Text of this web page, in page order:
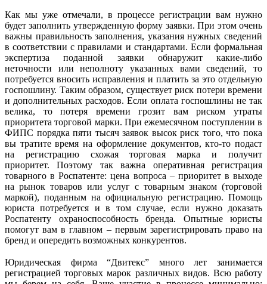
Как мы уже отмечали, в процессе регистрации вам нужно
будет заполнить утвержденную форму заявки. При этом очень
важны правильность заполнения, указания нужных сведений
в соответствии с правилами и стандартами. Если формальная
экспертиза поданной заявки обнаружит какие-либо
неточности или неполноту указанных вами сведений, то
потребуется вносить исправления и платить за это отдельную
госпошлину. Таким образом, существует риск потери времени
и дополнительных расходов. Если оплата госпошлины не так
велика, то потеря времени грозит вам риском утраты
приоритета торговой марки. При ежемесячном поступлении в
ФИПС порядка пяти тысяч заявок высок риск того, что пока
вы тратите время на оформление документов, кто-то подаст
на регистрацию схожая торговая марка и получит
приоритет. Поэтому так важна оперативная регистрация
товарного в Роспатенте: цена вопроса – приоритет в выходе
на рынок товаров или услуг с товарным знаком (торговой
маркой), поданным на официальную регистрацию. Помощь
юриста потребуется и в том случае, если нужно доказать
Роспатенту охраноспособность бренда. Опытные юристы
помогут вам в главном – первым зарегистрировать право на
бренд и опередить возможных конкурентов.
Юридическая фирма “Двитекс” много лет занимается
регистрацией торговых марок различных видов. Всю работу